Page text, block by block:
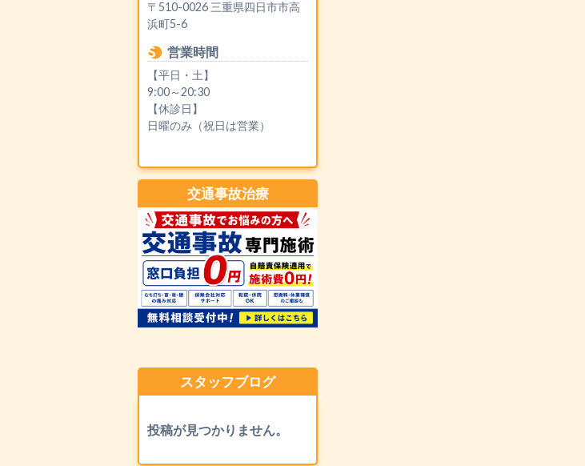
〒510-0026 三重県四日市市高
浜町5-6
営業時間
【平日・土】
9:00～20:30
【休診日】
日曜のみ（祝日は営業）
交通事故治療
スタッフブログ
投稿が見つかりません。